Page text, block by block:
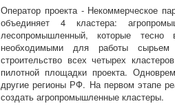
Оператор проекта - Некоммерческое
объединяет 4 кластера:
лесопромышленный, которые тесно
необходимыми для работы
строительство всех четырех
пилотной площадки проекта.
другие регионы РФ. На первом этапе
создать агропромышленные кластеры.